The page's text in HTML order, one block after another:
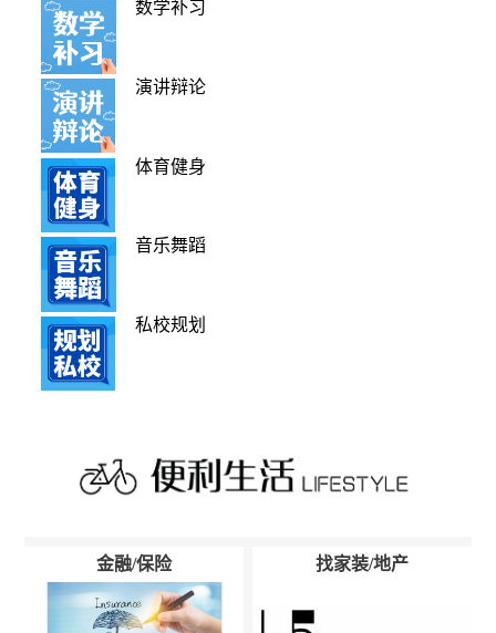
数学补习
演讲辩论
体育健身
音乐舞蹈
私校规划
金融/保险 找家装/地产